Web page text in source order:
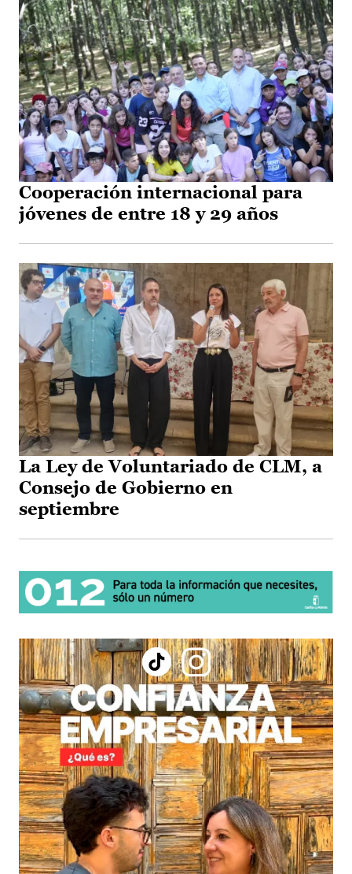
Cooperación internacional para
jóvenes de entre 18 y 29 años
La Ley de Voluntariado de CLM, a
Consejo de Gobierno en
septiembre